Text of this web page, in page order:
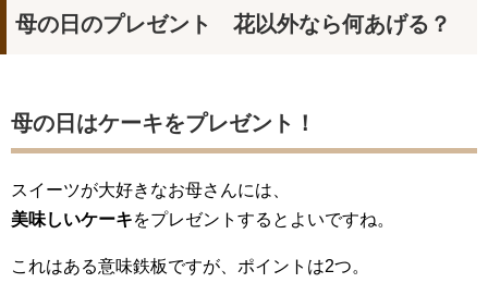
母の日のプレゼント 花以外なら何あげる？
母の日はケーキをプレゼント！
スイーツが大好きなお母さんには、
美味しいケーキをプレゼントするとよいですね。
これはある意味鉄板ですが、ポイントは2つ。